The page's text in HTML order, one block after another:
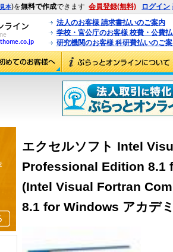
見本)を無料で作成できます 会員登録(無料) ログイン
法人のお客様 請求書払いのご案内
学校・官公庁のお客様 校費・公費
研究機関のお客様 科研費払いのご
エクセルソフト Intel
Professional Edition 8.1
(Intel Visual Fortran
8.1 for Windows アカデ